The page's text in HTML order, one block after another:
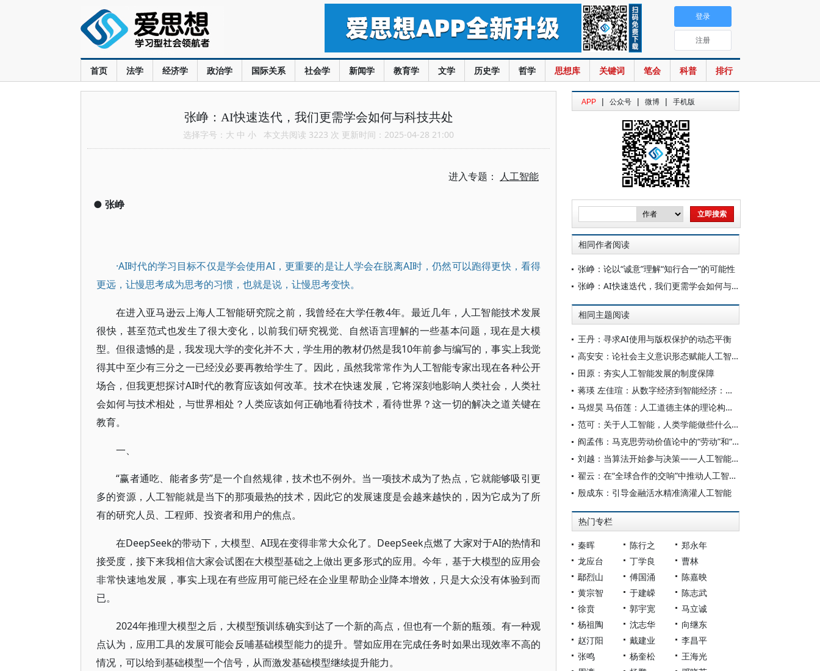
首页 法学 经济学 政治学 国际关系 社会学 新闻学 教育学 文学 历史学 哲学 思想库 关键词 笔会 科普 排行
登录
注册
张峥：AI快速迭代，我们更需学会如何与科技共处
选择字号： 大 中 小 本文共阅读 3223 次 更新时间：2025-04-28 21:00
进入专题： 人工智能
● 张峥
·AI时代的学习目标不仅是学会使用AI，更重要的是让人学会在脱离AI时，仍然可以跑得更快，看得
更远，让慢思考成为思考的习惯，也就是说，让慢思考变快。
在进入亚马逊云上海人工智能研究院之前，我曾经在大学任教4年。最近几年，人工智能技术发展
很快，甚至范式也发生了很大变化，以前我们研究视觉、自然语言理解的一些基本问题，现在是大模
型。但很遗憾的是，我发现大学的变化并不大，学生用的教材仍然是我10年前参与编写的，事实上我觉
得其中至少有三分之一已经没必要再教给学生了。因此，虽然我常常作为人工智能专家出现在各种公开
场合，但我更想探讨AI时代的教育应该如何改革。技术在快速发展，它将深刻地影响人类社会，人类社
会如何与技术相处，与世界相处？人类应该如何正确地看待技术，看待世界？这一切的解决之道关键在
教育。
一、
“赢者通吃、能者多劳”是一个自然规律，技术也不例外。当一项技术成为了热点，它就能够吸引更
多的资源，人工智能就是当下的那项最热的技术，因此它的发展速度是会越来越快的，因为它成为了所
有的研究人员、工程师、投资者和用户的焦点。
在DeepSeek的带动下，大模型、AI现在变得非常大众化了。DeepSeek点燃了大家对于AI的热情和
接受度，接下来我相信大家会试图在大模型基础之上做出更多形式的应用。今年，基于大模型的应用会
非常快速地发展，事实上现在有些应用可能已经在企业里帮助企业降本增效，只是大众没有体验到而
已。
2024年推理大模型之后，大模型预训练确实到达了一个新的高点，但也有一个新的瓶颈。有一种观
点认为，应用工具的发展可能会反哺基础模型能力的提升。譬如应用在完成任务时如果出现效率不高的
情况，可以给到基础模型一个信号，从而激发基础模型继续提升能力。
APP | 公众号 | 微博 | 手机版
相同作者阅读
张峥：论以“诚意”理解“知行合一”的可能性
张峥：AI快速迭代，我们更需学会如何与科技共处
相同主题阅读
王丹：寻求AI使用与版权保护的动态平衡
高安安：论社会主义意识形态赋能人工智能大模型“价值对齐”
田原：夯实人工智能发展的制度保障
蒋瑛 左佳瑄：从数字经济到智能经济：中国社会分层的特点与变迁
马煜昊 马佰莲：人工道德主体的理论构设与实践限度
范可：关于人工智能，人类学能做些什么？
阎孟伟：马克思劳动价值论中的“劳动”和“价值”概念
刘越：当算法开始参与决策——人工智能重塑全球治理的底层逻辑
翟云：在“全球合作的交响”中推动人工智能发展
殷成东：引导金融活水精准滴灌人工智能
热门专栏
秦晖 陈行之
郑永年
龙应台
丁学良
曹林
鄢烈山
傅国涌
陈嘉映
黄宗智
于建嵘
陈志武
徐贲
郭宇宽
马立诚
杨祖陶
沈志华
向继东
赵汀阳
戴建业
李昌平
张鸣
杨奎松
王海光